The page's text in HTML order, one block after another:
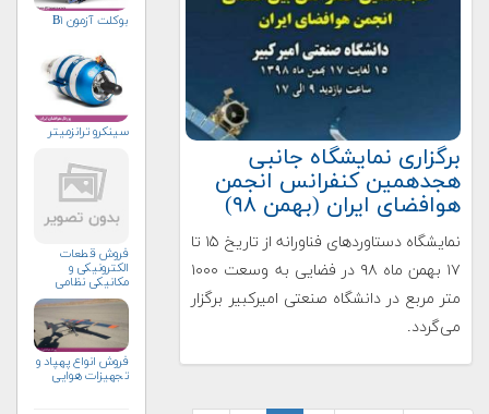
برگزاری نمایشگاه جانبی
هجدهمین کنفرانس انجمن
هوافضای ایران (بهمن ۹۸)
نمایشگاه دستاوردهای فناورانه از تاریخ ۱۵ تا
۱۷ بهمن ماه ۹۸ در فضایی به وسعت ۱۰۰۰
متر مربع در دانشگاه صنعتی امیرکبیر برگزار
می‌گردد.
بوکلت آزمون B۱
سینکرو ترانزمیتر
فروش قطعات
الکترونیکی و
مکانیکی نظامی
فروش انواع پهپاد و
تجهيزات هوايي